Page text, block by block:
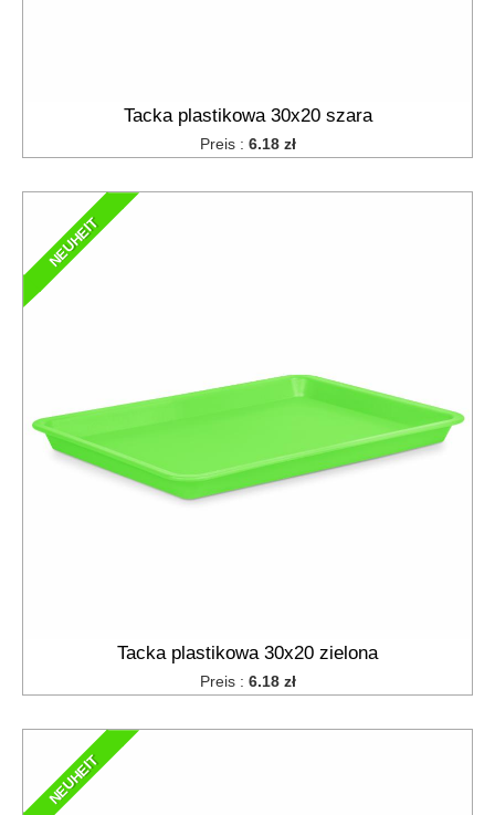
Tacka plastikowa 30x20 szara
Preis : 6.18 zł
NEUHEIT
Tacka plastikowa 30x20 zielona
Preis : 6.18 zł
NEUHEIT